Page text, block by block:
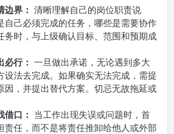
边界： 清晰理解自己的岗位职责说
自己必须完成的任务，哪些是需要协作
务时，与上级确认目标、范围和预期成
行： 一旦做出承诺，无论遇到多大
设法去完成。如果确实无法完成，需提
因，并提出替代方案。切忌无故拖延或
借口： 当工作出现失误或问题时，首
责任，而不是将责任推卸给他人或外部